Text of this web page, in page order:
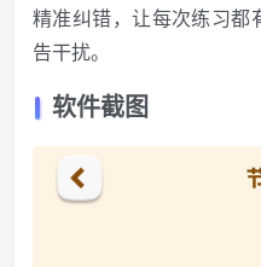
精准纠错，让每次练习都
告干扰。
软件截图